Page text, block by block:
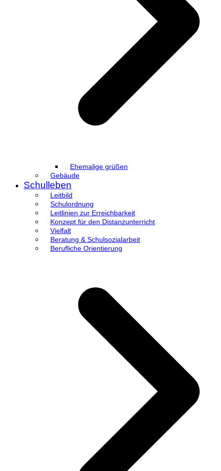
Ehemalige grüßen
Gebäude
Schulleben
Leitbild
Schulordnung
Leitlinien zur Erreichbarkeit
Konzept für den Distanzunterricht
Vielfalt
Beratung & Schulsozialarbeit
Berufliche Orientierung